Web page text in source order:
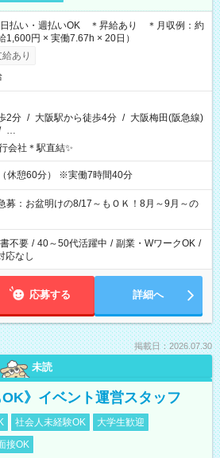
払い・週払いOK ＊昇給あり ＊月収例：約
1,600円 × 実働7.67h × 20日）
あり
2分 / 大阪駅から徒歩4分 / 大阪梅田(阪急線)
…
会社＊駅直結✨
休憩60分） ※実働7時間40分
：お盆明けの8/17～もＯＫ！8月～9月～の
不要 / 40～50代活躍中 / 副業・WワークOK /
応なし
応募する 詳細へ
掲載日：2026.07.30
未読
OK》イベント運営スタッフ
社会人未経験OK
大学生歓迎
接OK